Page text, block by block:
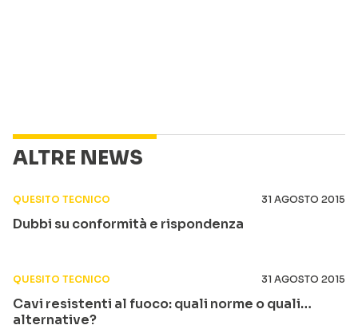
ALTRE NEWS
QUESITO TECNICO 31 AGOSTO 2015
Dubbi su conformità e rispondenza
QUESITO TECNICO 31 AGOSTO 2015
Cavi resistenti al fuoco: quali norme o quali…
alternative?